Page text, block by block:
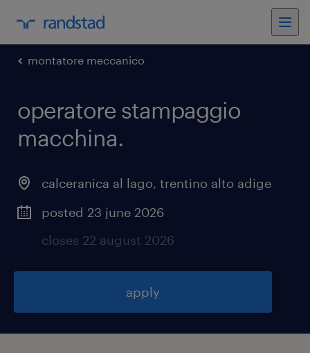
montatore meccanico
operatore stampaggio
macchina.
calceranica al lago, trentino alto adige
posted 23 june 2026
closes 22 august 2026
apply